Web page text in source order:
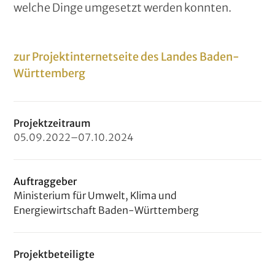
welche Dinge umgesetzt werden konnten.
zur Projektinternetseite des Landes Baden-
Württemberg
Projektzeitraum
05.09.2022–07.10.2024
Auftraggeber
Ministerium für Umwelt, Klima und
Energiewirtschaft Baden-Württemberg
Projektbeteiligte